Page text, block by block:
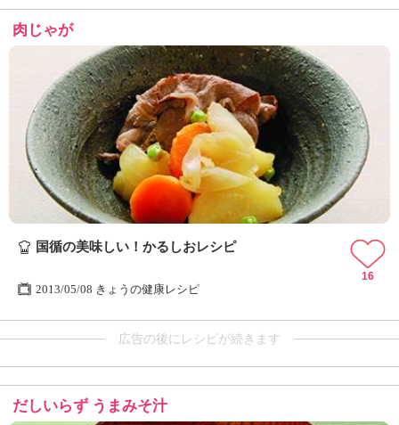
肉じゃが
国循の美味しい！かるしおレシピ
2013/05/08 きょうの健康レシピ
16
広告の後にレシピが続きます
だしいらず うまみそ汁